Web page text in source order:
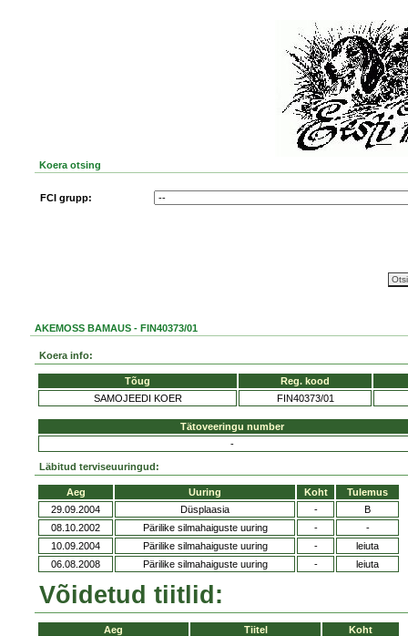
Koera otsing
FCI grupp:
AKEMOSS BAMAUS - FIN40373/01
Koera info:
Tõug
Reg. kood
SAMOJEEDI KOER
FIN40373/01
Tätoveeringu number
-
Läbitud terviseuuringud:
Aeg Uuring Koht
Tulemus
29.09.2004
Düsplaasia -
B
08.10.2002
Pärilike silmahaiguste uuring -
-
10.09.2004
Pärilike silmahaiguste uuring -
leiuta
06.08.2008
Pärilike silmahaiguste uuring - leiuta
Võidetud tiitlid:
Aeg Tiitel
Koht